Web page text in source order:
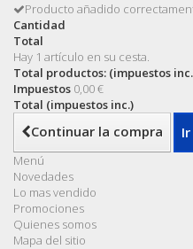
Producto añadido
Cantidad
Total
Hay 1 artículo en su cesta.
Total productos: (impuestos
Impuestos 0,00 €
Total (impuestos inc.)
Continuar la compra
Menú
Novedades
Lo mas vendido
Promociones
Quienes somos
Mapa del sitio